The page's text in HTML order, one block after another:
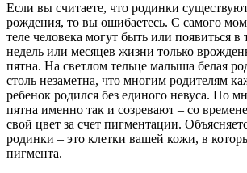
Если вы считаете, что родинки
рождения, то вы ошибаетесь. С самого
теле человека могут быть или появиться в
недель или месяцев жизни только
пятна. На светлом тельце малыша белая
столь незаметна, что многим родителям
ребенок родился без единого невуса. Но
пятна именно так и созревают – со
свой цвет за счет пигментации.
родинки – это клетки вашей кожи, в
пигмента.